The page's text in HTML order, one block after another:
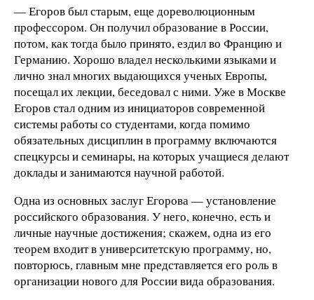
— Егоров был старым, еще дореволюционным
профессором. Он получил образование в России,
потом, как тогда было принято, ездил во Францию и
Германию. Хорошо владел несколькими языками и
лично знал многих выдающихся ученых Европы,
посещал их лекции, беседовал с ними. Уже в Москве
Егоров стал одним из инициаторов современной
системы работы со студентами, когда помимо
обязательных дисциплин в программу включаются
спецкурсы и семинары, на которых учащиеся делают
доклады и занимаются научной работой.
Одна из основных заслуг Егорова — установление
российского образования. У него, конечно, есть и
личные научные достижения; скажем, одна из его
теорем входит в университетскую программу, но,
повторюсь, главным мне представляется его роль в
организации нового для России вида образования.